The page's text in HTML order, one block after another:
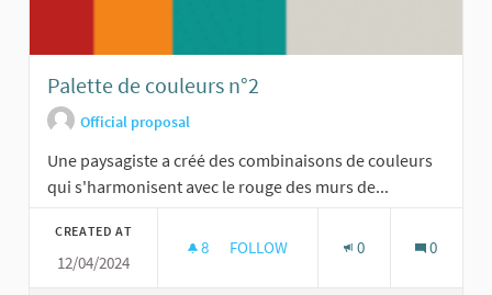
Palette de couleurs n°2
Official proposal
Une paysagiste a créé des combinaisons de couleurs
qui s'harmonisent avec le rouge des murs de...
CREATED AT
12/04/2024
8 8 FOLLOWERS
FOLLOW 0 0